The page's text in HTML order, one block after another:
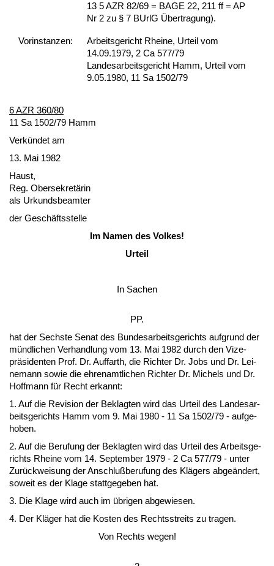
13 5 AZR 82/69 = BA­GE 22, 211 ff = AP
Nr 2 zu § 7 BUrlG Über­tra­gung).
Vor­ins­tan­zen:
Arbeitsgericht Rheine, Urteil vom
14.09.1979, 2 Ca 577/79
Landesarbeitsgericht Hamm, Urteil vom
9.05.1980, 11 Sa 1502/79
6 AZR 360/80
11 Sa 1502/79 Hamm
Verkündet am
13. Mai 1982
Haust,
Reg. Ober­se­kretärin
als Ur­kunds­be­am­ter
der Geschäfts­stel­le
Im Na­men des Vol­kes!
Ur­teil
In Sa­chen
PP.
hat der Sechs­te Se­nat des Bun­des­ar­beits­ge­richts auf­grund der
münd­li­chen Ver­hand­lung vom 13. Mai 1982 durch den Vi­ze­
präsi­den­ten Prof. Dr. Auf­farth, die Rich­ter Dr. Jobs und Dr. Lei­
ne­mann so­wie die eh­ren­amt­li­chen Rich­ter Dr. Mi­chels und Dr.
Hoff­mann für Recht er­kannt:
1. Auf die Re­vi­si­on der Be­klag­ten wird das Ur­teil des Lan­des­ar­
beits­ge­richts Hamm vom 9. Mai 1980 - 11 Sa 1502/79 - auf­ge­
ho­ben.
2. Auf die Be­ru­fung der Be­klag­ten wird das Ur­teil des Ar­beits­ge­
richts Rhei­ne vom 14. Sep­tem­ber 1979 - 2 Ca 577/79 - un­ter
Zurück­wei­sung der An­schlußbe­ru­fung des Klägers ab­geändert,
so­weit es der Kla­ge statt­ge­ge­ben hat.
3. Die Kla­ge wird auch im übri­gen ab­ge­wie­sen.
4. Der Kläger hat die Kos­ten des Rechts­streits zu tra­gen.
Von Rechts we­gen!